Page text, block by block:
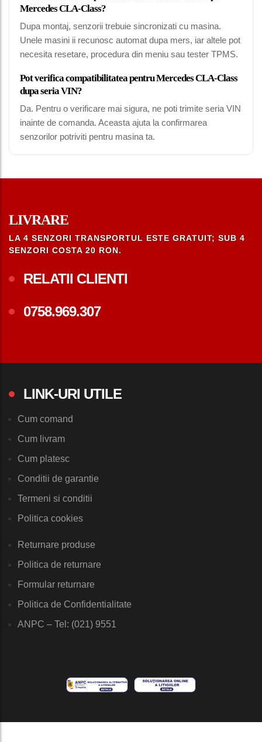
Mercedes CLA-Class?
Dupa montaj, senzorii trebuie sincronizati cu masina.
Unele masini ii recunosc automat dupa mers, iar altele pot
necesita resetare, procedura din meniu sau tester TPMS.
Pot verifica compatibilitatea pentru Mercedes CLA-Class
dupa seria VIN?
Da. Pentru o verificare mai sigura, ne poti trimite seria VIN
inainte de comanda. Aceasta ajuta la confirmarea
senzorilor potriviti pentru masina ta.
LIVRARE
LA 4 SENZORI TRANSPORTUL ESTE GRATUIT; SUB 4
SENZORI COSTA 20 RON.
RELATII CLIENTI
0758.969.307
LINK-URI UTILE
Cum comand
Cum livram
Cum platesc
Conditii de garantie
Termeni si conditii
Politica cookies
Returnare produse
Politica de returnare
Formular returnare
Politica de Confidentialitate
ANPC – Tel: (021) 9551